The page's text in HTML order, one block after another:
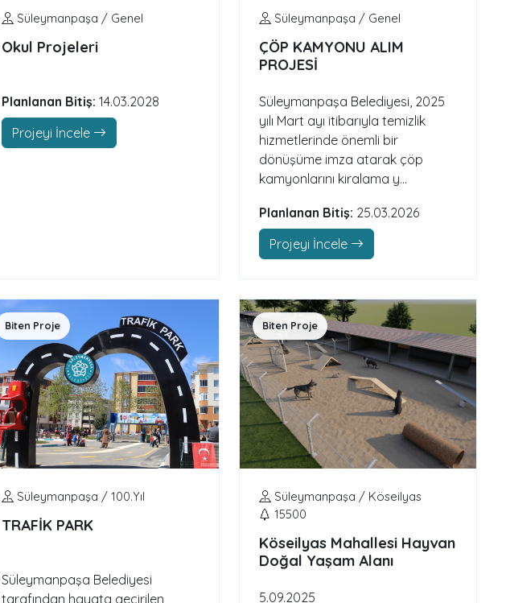
Süleymanpaşa / Genel
Okul Projeleri
Planlanan Bitiş: 14.03.2028
Projeyi İncele
Süleymanpaşa / Genel
ÇÖP KAMYONU ALIM
PROJESİ
Süleymanpaşa Belediyesi, 2025
yılı Mart ayı itibarıyla temizlik
hizmetlerinde önemli bir
dönüşüme imza atarak çöp
kamyonlarını kiralama y...
Planlanan Bitiş: 25.03.2026
Projeyi İncele
Biten Proje
Süleymanpaşa / 100.Yıl
TRAFİK PARK
Süleymanpaşa Belediyesi
tarafından hayata geçirilen
Biten Proje
Süleymanpaşa / Köseilyas
15500
Köseilyas Mahallesi Hayvan
Doğal Yaşam Alanı
5.09.2025